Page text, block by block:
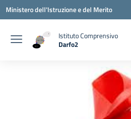
Vai ai contenuti
Vai al menu di navigazione
Vai al footer
Ministero dell'Istruzione e del Merito
Istituto Comprensivo
Darfo2